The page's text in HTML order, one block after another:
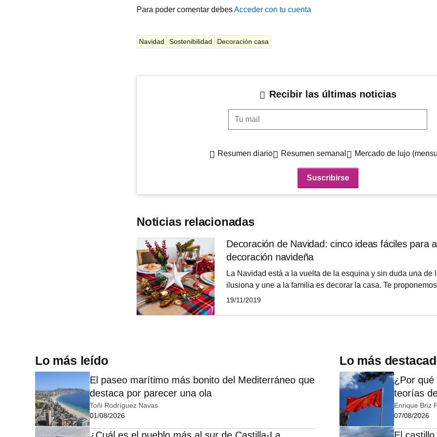
Para poder comentar debesAcceder con tu cuenta
Navidad Sostenibilidad Decoración casa
Recibir las últimas noticias
Tu mail
Resumen diario Resumen semanal Mercado de lujo
Noticias relacionadas
Decoración de Navidad: cinco ideas fáciles para
decoración navideña
La Navidad está a la vuelta de la esquina y sin duda una de
ilusiona y une a la familia es decorar la casa. Te
sencillos y útiles para sorprender a tus invitados a los que
19/11/2019
Lo más leído
El paseo marítimo más bonito del Mediterráneo que
destaca por parecer una ola
Toñi Rodríguez Navas
01/08/2026
Lo más
¿Por
teorías
Enrique Briz
07/08/2026